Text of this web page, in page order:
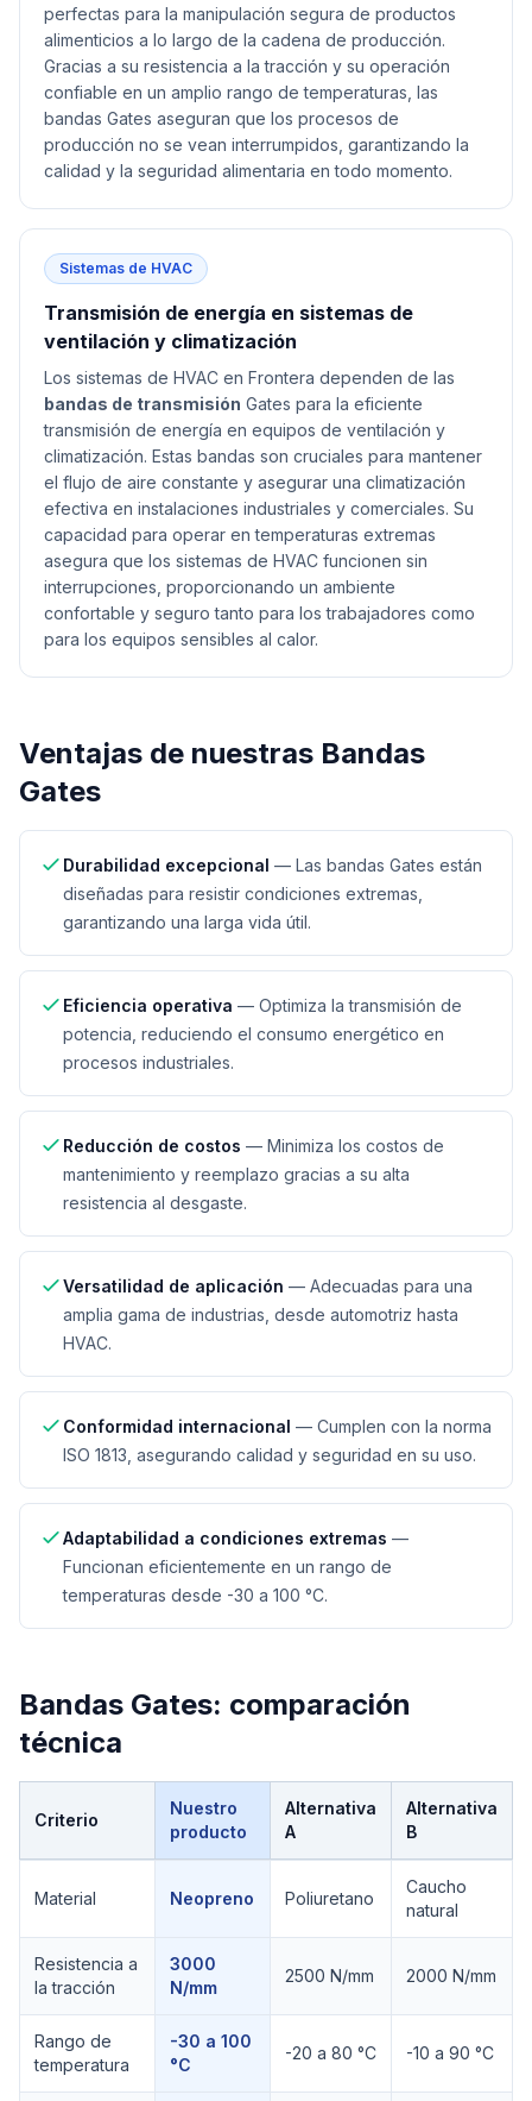
perfectas para la manipulación segura de productos
alimenticios a lo largo de la cadena de producción.
Gracias a su resistencia a la tracción y su operación
confiable en un amplio rango de temperaturas, las
bandas Gates aseguran que los procesos de
producción no se vean interrumpidos, garantizando la
calidad y la seguridad alimentaria en todo momento.
Sistemas de HVAC
Transmisión de energía en sistemas de
ventilación y climatización
Los sistemas de HVAC en Frontera dependen de las
bandas de transmisión Gates para la eficiente
transmisión de energía en equipos de ventilación y
climatización. Estas bandas son cruciales para mantener
el flujo de aire constante y asegurar una climatización
efectiva en instalaciones industriales y comerciales. Su
capacidad para operar en temperaturas extremas
asegura que los sistemas de HVAC funcionen sin
interrupciones, proporcionando un ambiente
confortable y seguro tanto para los trabajadores como
para los equipos sensibles al calor.
Ventajas de nuestras Bandas
Gates
Durabilidad excepcional — Las bandas Gates están
diseñadas para resistir condiciones extremas,
garantizando una larga vida útil.
Eficiencia operativa — Optimiza la transmisión de
potencia, reduciendo el consumo energético en
procesos industriales.
Reducción de costos — Minimiza los costos de
mantenimiento y reemplazo gracias a su alta
resistencia al desgaste.
Versatilidad de aplicación — Adecuadas para una
amplia gama de industrias, desde automotriz hasta
HVAC.
Conformidad internacional — Cumplen con la norma
ISO 1813, asegurando calidad y seguridad en su uso.
Adaptabilidad a condiciones extremas —
Funcionan eficientemente en un rango de
temperaturas desde -30 a 100 °C.
Bandas Gates: comparación
técnica
Criterio
Nuestro
producto
Alternativa
A
Alternativa
B
Material Neopreno Poliuretano
Caucho
natural
Resistencia a
la tracción
3000
N/mm
2500 N/mm 2000 N/mm
Rango de
temperatura
-30 a 100
°C
-20 a 80 °C -10 a 90 °C